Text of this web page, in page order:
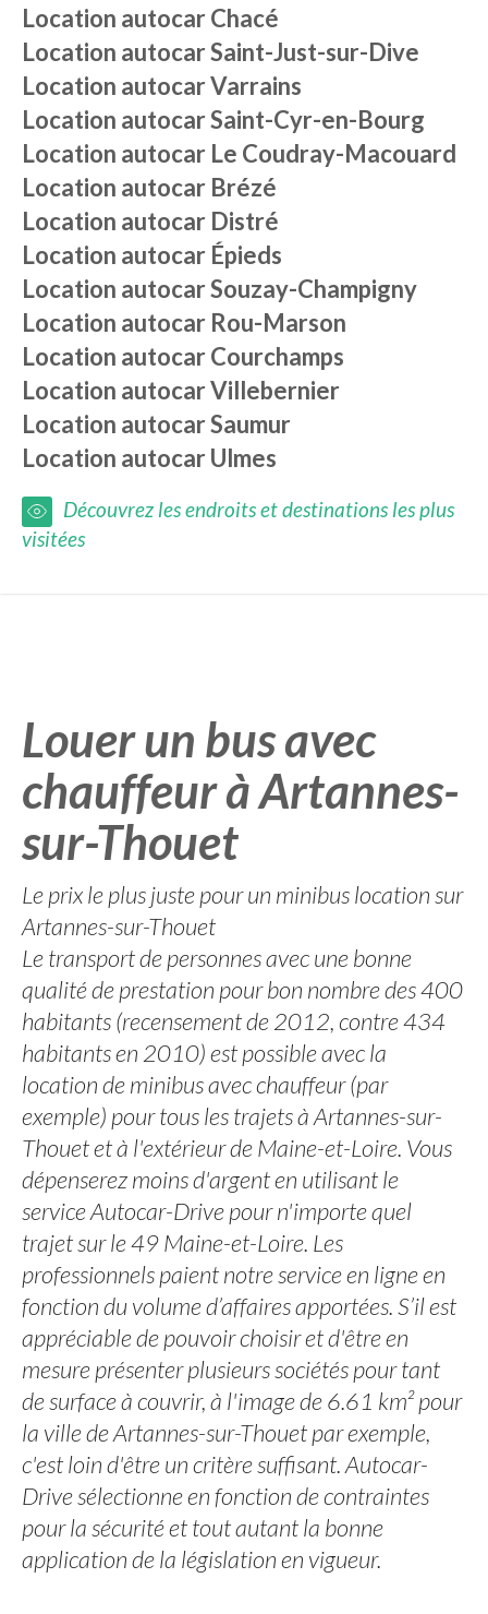
Location autocarChacé
Location autocarSaint-Just-sur-Dive
Location autocarVarrains
Location autocarSaint-Cyr-en-Bourg
Location autocar Le Coudray-Macouard
Location autocar Brézé
Location autocar Distré
Location autocar Épieds
Location autocarSouzay-Champigny
Location autocar Rou-Marson
Location autocarCourchamps
Location autocarVillebernier
Location autocarSaumur
Location autocarUlmes
Découvrez les endroits et destinations les plus
visitées
Louer un bus avec
chauffeur à Artannes-
sur-Thouet
Le prix le plus juste pour un minibus location sur
Artannes-sur-Thouet
Le transport de personnes avec une bonne
qualité de prestation pour bon nombre des 400
habitants (recensement de 2012, contre 434
habitants en 2010) est possible avec la
location de minibus avec chauffeur (par
exemple) pour tous les trajets à Artannes-sur-
Thouet et à l'extérieur de Maine-et-Loire. Vous
dépenserez moins d'argent en utilisant le
service Autocar-Drive pour n'importe quel
trajet sur le 49 Maine-et-Loire. Les
professionnels paient notre service en ligne en
fonction du volume d’affaires apportées. S’il est
appréciable de pouvoir choisir et d'être en
mesure présenter plusieurs sociétés pour tant
de surface à couvrir, à l'image de 6.61 km² pour
la ville de Artannes-sur-Thouet par exemple,
c'est loin d'être un critère suffisant. Autocar-
Drive sélectionne en fonction de contraintes
pour la sécurité et tout autant la bonne
application de la législation en vigueur.